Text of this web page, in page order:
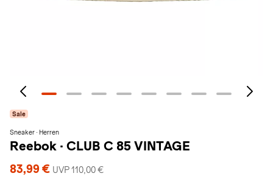
Sale
Sneaker · Herren
Reebok · CLUB C 85 VINTAGE
83,99 € UVP 110,00 €